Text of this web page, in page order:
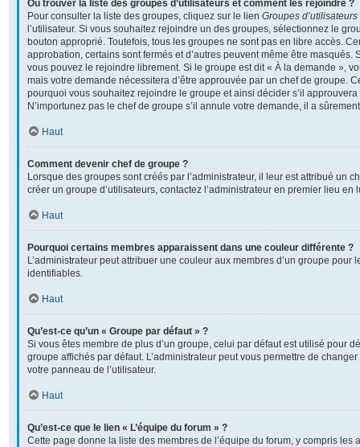
Où trouver la liste des groupes d’utilisateurs et comment les rejoindre ?
Pour consulter la liste des groupes, cliquez sur le lien Groupes d’utilisateurs
l’utilisateur. Si vous souhaitez rejoindre un des groupes, sélectionnez le
bouton approprié. Toutefois, tous les groupes ne sont pas en libre accès.
approbation, certains sont fermés et d’autres peuvent même être masqués.
vous pouvez le rejoindre librement. Si le groupe est dit « À la demande »,
mais votre demande nécessitera d’être approuvée par un chef de groupe.
pourquoi vous souhaitez rejoindre le groupe et ainsi décider s’il
N’importunez pas le chef de groupe s’il annule votre demande, il a
Haut
Comment devenir chef de groupe ?
Lorsque des groupes sont créés par l’administrateur, il leur est attribué un
créer un groupe d’utilisateurs, contactez l’administrateur en premier lieu
Haut
Pourquoi certains membres apparaissent dans une couleur différente ?
L’administrateur peut attribuer une couleur aux membres d’un groupe pour
identifiables.
Haut
Qu’est-ce qu’un « Groupe par défaut » ?
Si vous êtes membre de plus d’un groupe, celui par défaut est utilisé pour
groupe affichés par défaut. L’administrateur peut vous permettre de
votre panneau de l’utilisateur.
Haut
Qu’est-ce que le lien « L’équipe du forum » ?
Cette page donne la liste des membres de l’équipe du forum, y compris les